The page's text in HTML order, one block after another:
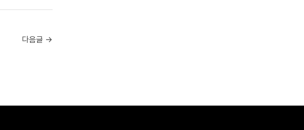
다음글 →